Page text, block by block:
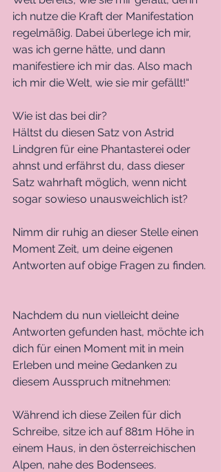
ich nutze die Kraft der Manifestation
regelmäßig. Dabei überlege ich mir,
was ich gerne hätte, und dann
manifestiere ich mir das. Also mach
ich mir die Welt, wie sie mir gefällt!“
Wie ist das bei dir?
Hältst du diesen Satz von Astrid
Lindgren für eine Phantasterei oder
ahnst und erfährst du, dass dieser
Satz wahrhaft möglich, wenn nicht
sogar sowieso unausweichlich ist?
Nimm dir ruhig an dieser Stelle einen
Moment Zeit, um deine eigenen
Antworten auf obige Fragen zu finden.
Nachdem du nun vielleicht deine
Antworten gefunden hast, möchte ich
dich für einen Moment mit in mein
Erleben und meine Gedanken zu
diesem Ausspruch mitnehmen:
Während ich diese Zeilen für dich
Schreibe, sitze ich auf 881m Höhe in
einem Haus, in den österreichischen
Alpen, nahe des Bodensees.